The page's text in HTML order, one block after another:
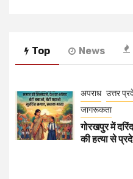
Top News
अपराध उत्तर
जागरूकता
गोरखपुर में
की हत्या से